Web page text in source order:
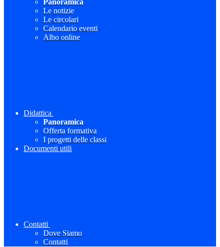
Panoramica
Le notizie
Le circolari
Calendario eventi
Albo online
Didattica
Panoramica
Offerta formativa
I progetti delle classi
Documenti utili
Contatti
Dove Siamo
Contatti